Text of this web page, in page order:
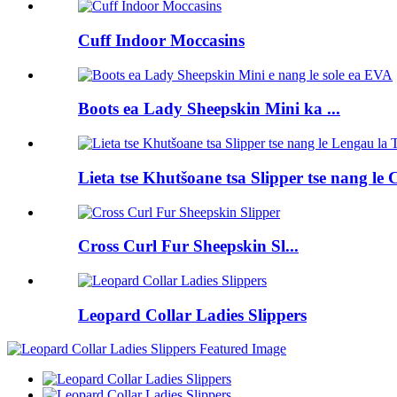
Cuff Indoor Moccasins
Boots ea Lady Sheepskin Mini ka ...
Lieta tse Khutšoane tsa Slipper tse nang le
Cross Curl Fur Sheepskin Sl...
Leopard Collar Ladies Slippers